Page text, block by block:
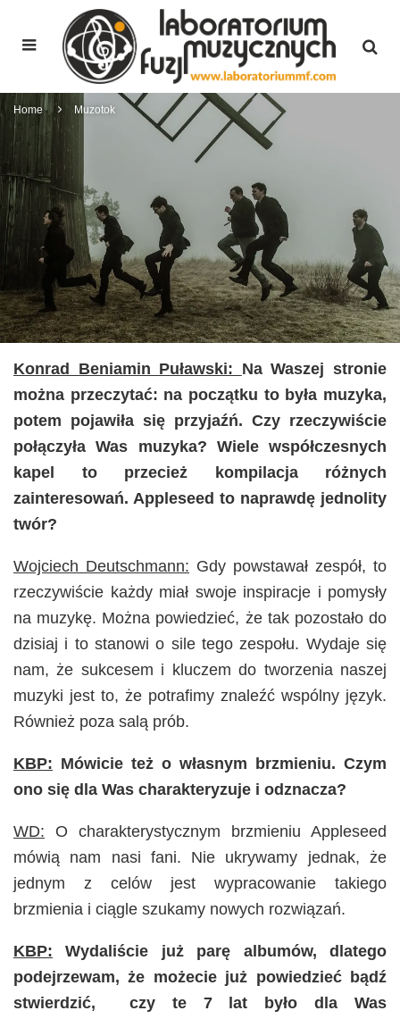
Home Muzotok
Konrad Beniamin Puławski: Na Waszej stronie
można przeczytać: na początku to była muzyka,
potem pojawiła się przyjaźń. Czy rzeczywiście
połączyła Was muzyka? Wiele współczesnych
kapel to przecież kompilacja różnych
zainteresowań. Appleseed to naprawdę jednolity
twór?
Wojciech Deutschmann: Gdy powstawał zespół, to
rzeczywiście każdy miał swoje inspiracje i pomysły
na muzykę. Można powiedzieć, że tak pozostało do
dzisiaj i to stanowi o sile tego zespołu. Wydaje się
nam, że sukcesem i kluczem do tworzenia naszej
muzyki jest to, że potrafimy znaleźć wspólny język.
Również poza salą prób.
KBP: Mówicie też o własnym brzmieniu. Czym
ono się dla Was charakteryzuje i odznacza?
WD: O charakterystycznym brzmieniu Appleseed
mówią nam nasi fani. Nie ukrywamy jednak, że
jednym z celów jest wypracowanie takiego
brzmienia i ciągle szukamy nowych rozwiązań.
KBP: Wydaliście już parę albumów, dlatego
podejrzewam, że możecie już powiedzieć bądź
stwierdzić, czy te 7 lat było dla Was